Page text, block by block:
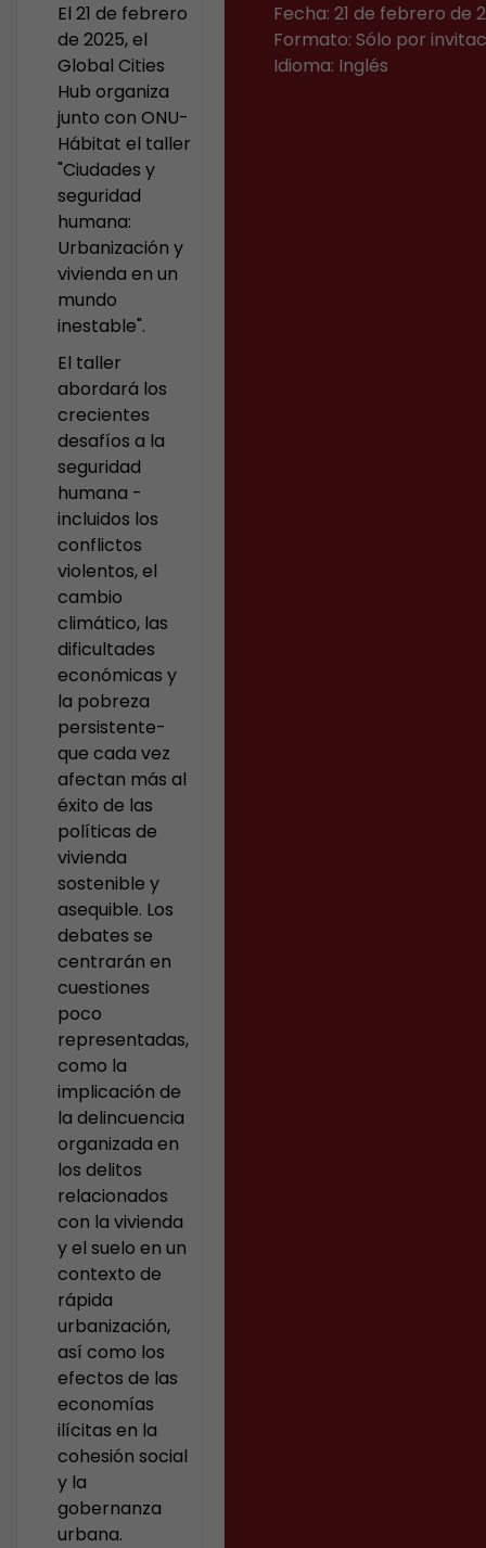
El 21 de febrero
de 2025, el
Global Cities
Hub organiza
junto con ONU-
Hábitat el taller
"Ciudades y
seguridad
humana:
Urbanización y
vivienda en un
mundo
inestable".
El taller
abordará los
crecientes
desafíos a la
seguridad
humana -
incluidos los
conflictos
violentos, el
cambio
climático, las
dificultades
económicas y
la pobreza
persistente-
que cada vez
afectan más al
éxito de las
políticas de
vivienda
sostenible y
asequible. Los
debates se
centrarán en
cuestiones
poco
representadas,
como la
implicación de
la delincuencia
organizada en
los delitos
relacionados
con la vivienda
y el suelo en un
contexto de
rápida
urbanización,
así como los
efectos de las
economías
ilícitas en la
cohesión social
y la
gobernanza
urbana.
Fecha: 21 de febrero de
Formato: Sólo por
Idioma: Inglés